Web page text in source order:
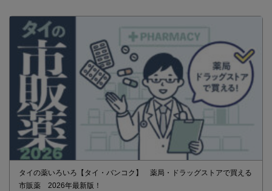
タイの薬いろいろ【タイ・バンコク】 薬局・ドラッグストアで買える
市販薬 2026年最新版！